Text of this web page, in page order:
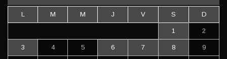
L M M J V S D
1 2
3 4 5 6 7 8 9